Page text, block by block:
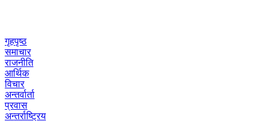
गृहपृष्ठ
समाचार
राजनीति
आर्थिक
विचार
अन्तर्वार्ता
प्रवास
अन्तर्राष्ट्रिय